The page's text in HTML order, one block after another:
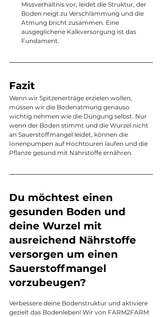
Missverhältnis vor, leidet die Struktur, der
Boden neigt zu Verschlämmung und die
Atmung bricht zusammen. Eine
ausgeglichene Kalkversorgung ist das
Fundament.
Fazit
Wenn wir Spitzenerträge erzielen wollen,
müssen wir die Bodenatmung genauso
wichtig nehmen wie die Düngung selbst. Nur
wenn der Boden stimmt und die Wurzel nicht
an Sauerstoffmangel leidet, können die
Ionenpumpen auf Hochtouren laufen und die
Pflanze gesund mit Nährstoffe ernähren.
Du möchtest einen
gesunden Boden und
deine Wurzel mit
ausreichend Nährstoffe
versorgen um einen
Sauerstoffmangel
vorzubeugen?
Verbessere deine Bodenstruktur und aktiviere
gezielt das Bodenleben! Wir von FARM2FARM